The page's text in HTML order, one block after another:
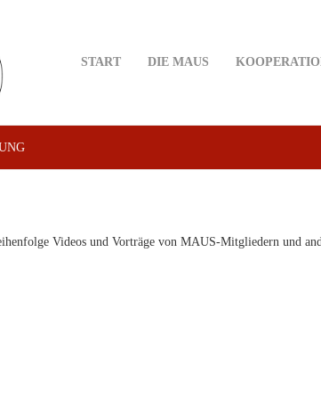
START DIE MAUS
Videos und Vorträge von MAUS-Mitgliedern und